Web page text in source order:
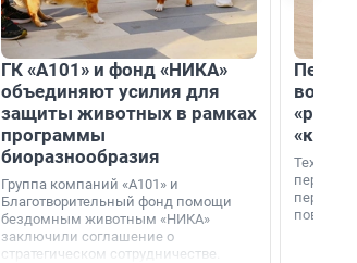
ГК «А101» и фонд «НИКА»
объединяют усилия для
защиты животных в рамках
программы
биоразнообразия
Группа компаний «А101» и
Благотворительный фонд помощи
бездомным животным «НИКА»
заключили соглашение о
стратегическом сотрудничестве.